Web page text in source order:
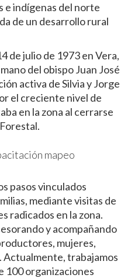
e indígenas del norte
de un desarrollo rural
de julio de 1973 en Vera,
del obispo Juan José
activa de Silvia y Jorge
el creciente nivel de
en la zona al cerrarse
pasos vinculados
mediante visitas de
radicados en la zona.
y acompañando
mujeres,
trabajamos
100 organizaciones